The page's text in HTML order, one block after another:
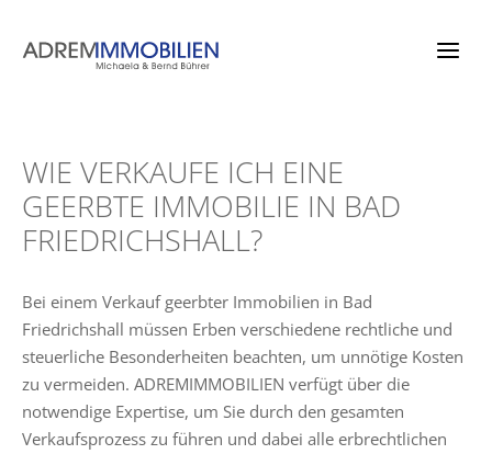
Inhalt
WIE VERKAUFE ICH EINE
GEERBTE IMMOBILIE IN BAD
FRIEDRICHSHALL?
Bei einem Verkauf geerbter Immobilien in Bad
Friedrichshall müssen Erben verschiedene rechtliche und
steuerliche Besonderheiten beachten, um unnötige Kosten
zu vermeiden. ADREMIMMOBILIEN verfügt über die
notwendige Expertise, um Sie durch den gesamten
Verkaufsprozess zu führen und dabei alle erbrechtlichen